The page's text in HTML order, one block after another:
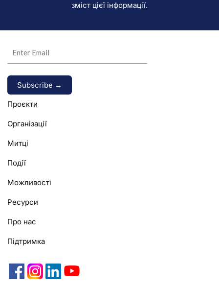
зміст цієї інформації.
Alternative:
Проєкти
Організації
Митці
Події
Можливості
Ресурси
Про нас
Підтримка